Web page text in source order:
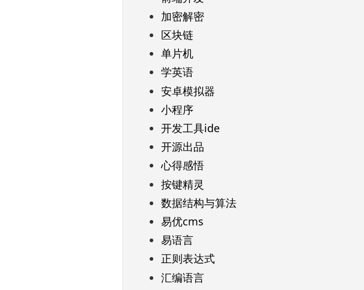
加密解密
区块链
单片机
学英语
安卓模拟器
小程序
开发工具ide
开源出品
心得感悟
按键精灵
数据结构与算法
易优cms
易语言
正则表达式
汇编语言